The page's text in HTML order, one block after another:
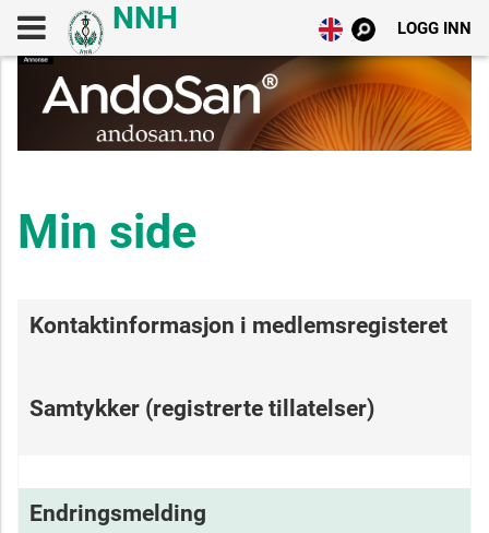
LOGG INN
Min side
Kontaktinformasjon i medlemsregisteret
Samtykker (registrerte tillatelser)
Endringsmelding